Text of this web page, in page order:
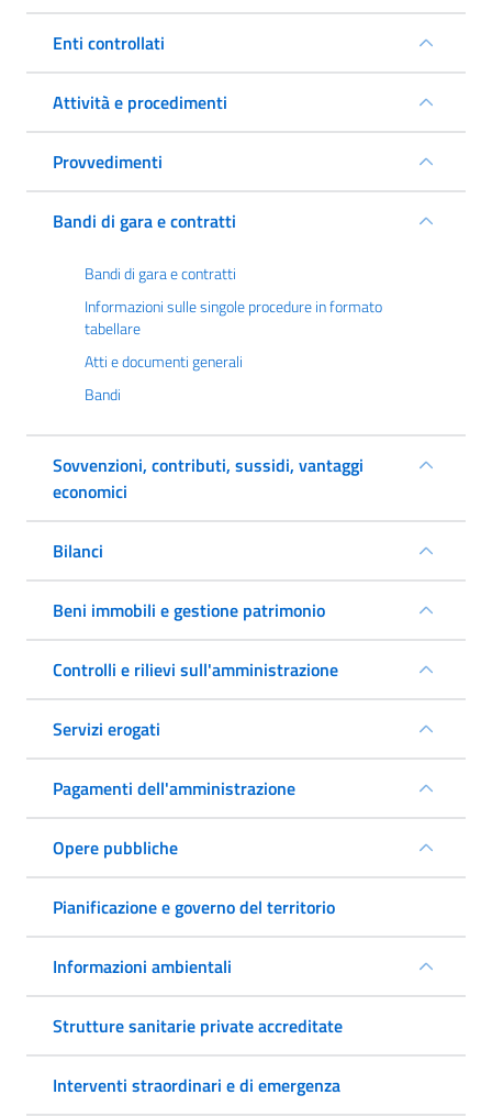
Enti controllati
Attività e procedimenti
Provvedimenti
Bandi di gara e contratti
Bandi di gara e contratti
Informazioni sulle singole procedure in formato
tabellare
Atti e documenti generali
Bandi
Sovvenzioni, contributi, sussidi, vantaggi
economici
Bilanci
Beni immobili e gestione patrimonio
Controlli e rilievi sull'amministrazione
Servizi erogati
Pagamenti dell'amministrazione
Opere pubbliche
Pianificazione e governo del territorio
Informazioni ambientali
Strutture sanitarie private accreditate
Interventi straordinari e di emergenza